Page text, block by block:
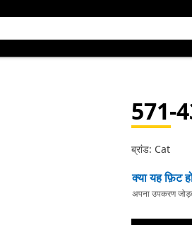
571-
ब्रांड: Cat
क्या यह फ़िट
अपना उपकरण